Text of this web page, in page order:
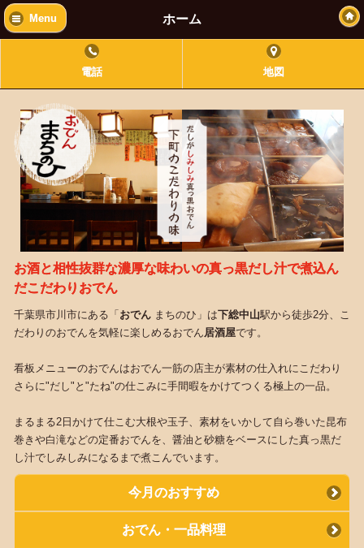
Menu ホーム
電話 地図
お酒と相性抜群な濃厚な味わいの真っ黒だし汁で煮込ん
だこだわりおでん
千葉県市川市にある「 おでん まちのひ」は下総中山駅から徒歩2分、こ
だわりのおでんを気軽に楽しめるおでん 居酒屋です。
看板メニューのおでんはおでん一筋の店主が素材の仕入れにこだわり
さらに"だし"と"たね"の仕こみに手間暇をかけてつくる極上の一品。
まるまる2日かけて仕こむ大根や玉子、素材をいかして自ら巻いた昆布
巻きや白滝などの定番おでんを、醤油と砂糖をベースにした真っ黒だ
し汁でしみしみになるまで煮こんでいます。
今月のおすすめ
おでん・一品料理